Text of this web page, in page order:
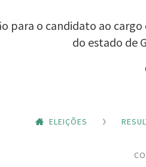
para o candidato ao
do estado de
ELEIÇÕES